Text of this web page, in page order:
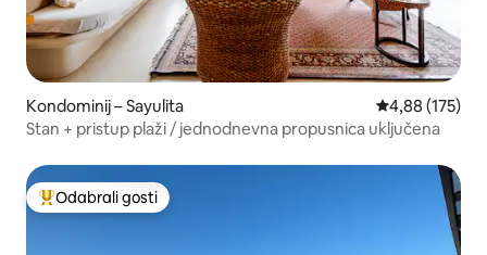
Kondominij – Sayulita Prosječna
4,88 (175)
Stan + pristup plaži / jednodnevna propusnica uključena
Među najviše rangiranima s oznakom „Odabrali gosti”
Odabrali gosti